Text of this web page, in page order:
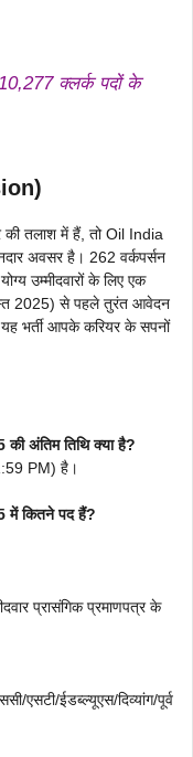
क्लर्क पदों के
की तलाश में हैं, तो Oil India
अवसर है। 262 वर्कपर्सन
उम्मीदवारों के लिए एक
2025) से पहले तुरंत आवेदन
भर्ती आपके करियर के सपनों
अंतिम तिथि क्या है?
PM) है।
कितने पद हैं?
प्रासंगिक प्रमाणपत्र के
एसटी/ईडब्ल्यूएस/दिव्यांग/पूर्व